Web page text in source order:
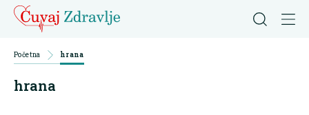
Početna hrana
hrana